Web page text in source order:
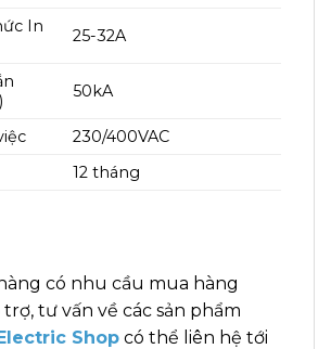
In
25-32A
50kA
230/400VAC
12 tháng
có nhu cầu mua hàng
trợ, tư vấn về các sản phẩm
Shop có thể liên hệ tới